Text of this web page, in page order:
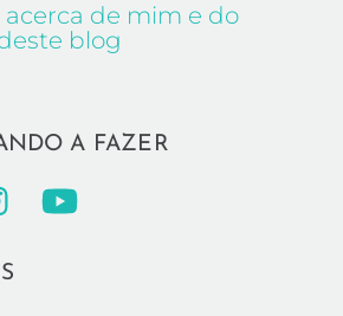
acerca de mim e do
blog
A FAZER